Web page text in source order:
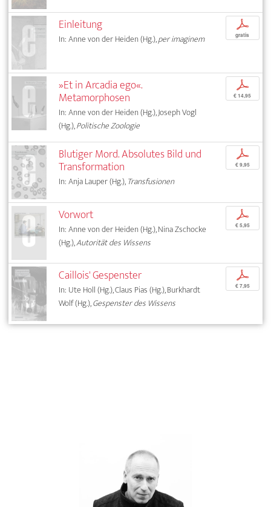
Einleitung
In: Anne von der Heiden (Hg.),per imaginem
p
gratis
»Et in Arcadia ego«.
Metamorphosen
In: Anne von der Heiden (Hg.), Joseph Vogl
(Hg.),Politische Zoologie
p
€ 14,95
Blutiger Mord. Absolutes Bild und
Transformation
In: Anja Lauper (Hg.),Transfusionen
p
€ 9,95
Vorwort
In: Anne von der Heiden (Hg.), Nina Zschocke
(Hg.),Autorität des Wissens
p
€ 5,95
Caillois' Gespenster
In: Ute Holl (Hg.), Claus Pias (Hg.), Burkhardt
Wolf (Hg.),Gespenster des Wissens
p
€ 7,95